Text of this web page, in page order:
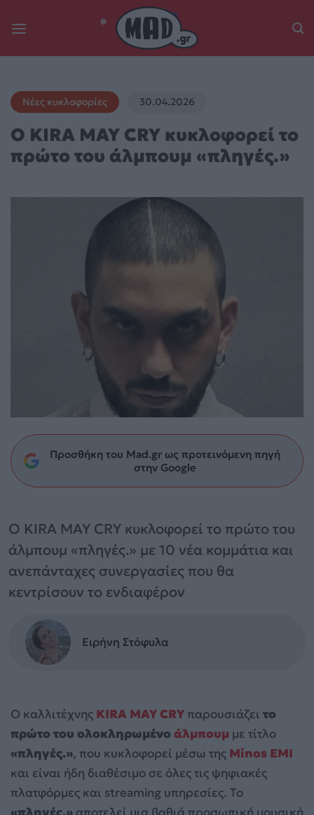
Νέες κυκλοφορίες 30.04.2026
Ο KIRA MAY CRY κυκλοφορεί το
πρώτο του άλμπουμ «πληγές.»
Προσθήκη του Mad.gr ως προτεινόμενη πηγή
στην Google
Ο KIRA MAY CRY κυκλοφορεί το πρώτο του
άλμπουμ «πληγές.» με 10 νέα κομμάτια και
ανεπάνταχες συνεργασίες που θα
κεντρίσουν το ενδιαφέρον
Ειρήνη Στόφυλα
Ο καλλιτέχνης KIRA MAY CRY παρουσιάζει το
πρώτο του ολοκληρωμένο άλμπουμ με τίτλο
«πληγές.», που κυκλοφορεί μέσω της Minos EMI
και είναι ήδη διαθέσιμο σε όλες τις ψηφιακές
πλατφόρμες και streaming υπηρεσίες. Το
«πληγές.» αποτελεί μια βαθιά προσωπική μουσική